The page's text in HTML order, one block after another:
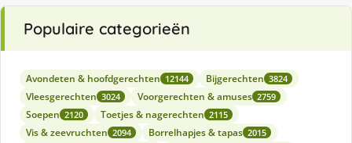
Populaire categorieën
Avondeten & hoofdgerechten 12144 Bijgerechten 3824
Vleesgerechten 3024 Voorgerechten & amuses 2759
Soepen 2120 Toetjes & nagerechten 2115
Vis & zeevruchten 2094 Borrelhapjes & tapas 2015